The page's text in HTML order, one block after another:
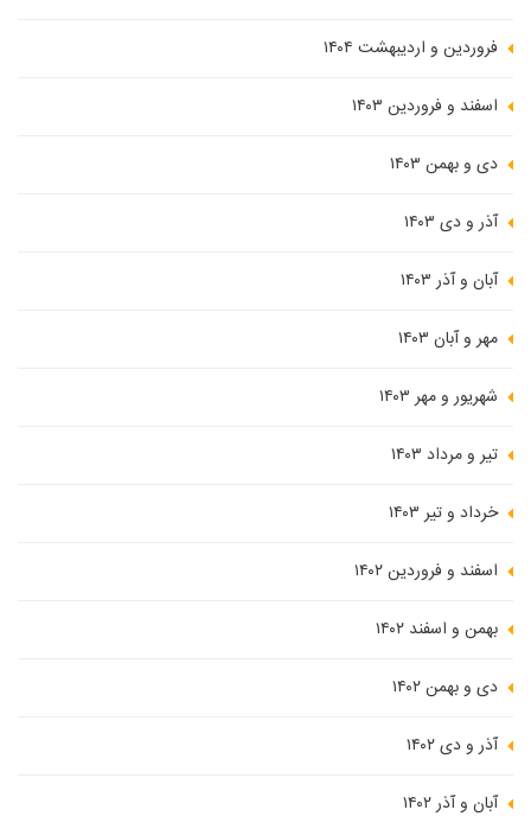
فروردین و اردیبهشت ۱۴۰۴
اسفند و فروردین ۱۴۰۳
دی و بهمن ۱۴۰۳
آذر و دی ۱۴۰۳
آبان و آذر ۱۴۰۳
مهر و آبان ۱۴۰۳
شهریور و مهر ۱۴۰۳
تیر و مرداد ۱۴۰۳
خرداد و تیر ۱۴۰۳
اسفند و فروردین ۱۴۰۲
بهمن و اسفند ۱۴۰۲
دی و بهمن ۱۴۰۲
آذر و دی ۱۴۰۲
آبان و آذر ۱۴۰۲